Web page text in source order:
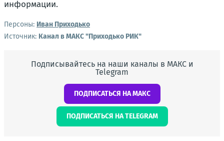
информации.
Персоны: Иван Приходько
Источник: Канал в МАКС "Приходько РИК"
Подписывайтесь на наши каналы в МАКС и
Telegram
ПОДПИСАТЬСЯ НА МАКС
ПОДПИСАТЬСЯ НА TELEGRAM